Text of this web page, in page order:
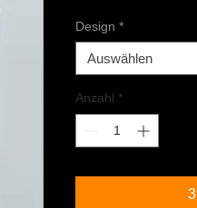
Design *
Auswählen
Anzahl *